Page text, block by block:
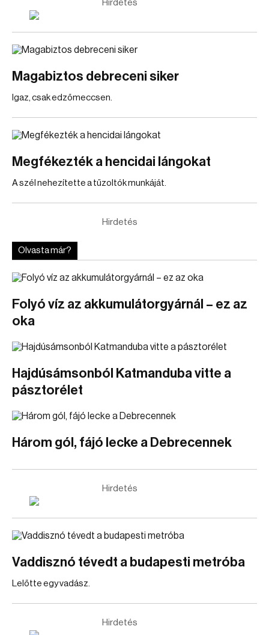
Hirdetés
Magabiztos debreceni siker
Igaz, csak edzőmeccsen.
Megfékezték a hencidai lángokat
A szél nehezítette a tűzoltók munkáját.
Hirdetés
Olvasta már?
Folyó víz az akkumulátorgyárnál – ez az
oka
Hajdúsámsonból Katmanduba vitte a
pásztorélet
Három gól, fájó lecke a Debrecennek
Hirdetés
Vaddisznó tévedt a budapesti metróba
Lelőtte egy vadász.
Hirdetés